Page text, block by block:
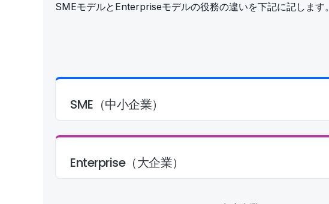
SMEモデルとEnterpriseモデルの役務の違いを下記に記します。
SME（中小企業）
Enterprise（大企業）